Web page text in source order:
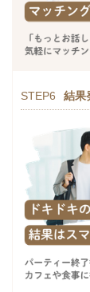
STEP6 結果